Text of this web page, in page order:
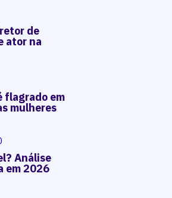
de
ator na
flagrado em
mulheres
Análise
em 2026